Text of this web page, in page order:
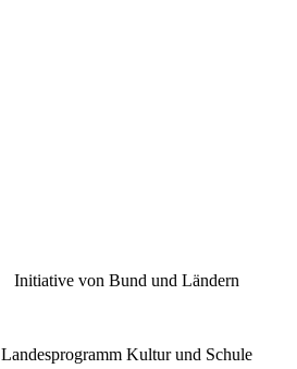
Initiative von Bund und Ländern
Landesprogramm Kultur und Schule